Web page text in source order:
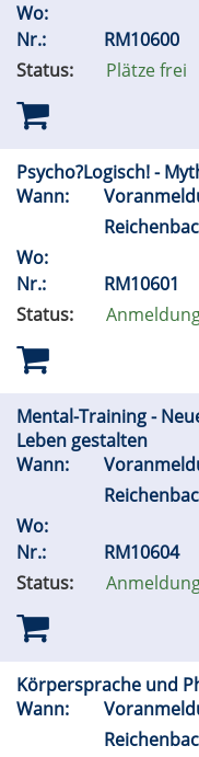
Wo:
Nr.:
RM10600
Status:
Plätze frei
Psycho?Logisch! -
Wann:
Wo:
Nr.:
RM10601
Status:
Mental-Training -
Leben gestalten
Wann:
Wo:
Nr.:
RM10604
Status:
Körpersprache und
Wann: